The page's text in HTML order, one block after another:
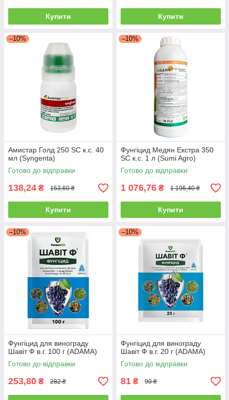
Купити Купити
–10%
Амистар Голд 250 SC к.с. 40
мл (Syngenta)
Готово до відправки
138,24 ₴ 153,60 ₴
Купити
–10%
Фунгіцид Медян Екстра 350
SC к.с. 1 л (Sumi Agro)
Готово до відправки
1 076,76 ₴ 1 196,40 ₴
Купити
–10%
Фунгіцид для винограду
Шавіт Ф в.г. 100 г (ADAMA)
Готово до відправки
253,80 ₴ 282 ₴
–10%
Фунгіцид для винограду
Шавіт Ф в.г. 20 г (ADAMA)
Готово до відправки
81 ₴ 90 ₴